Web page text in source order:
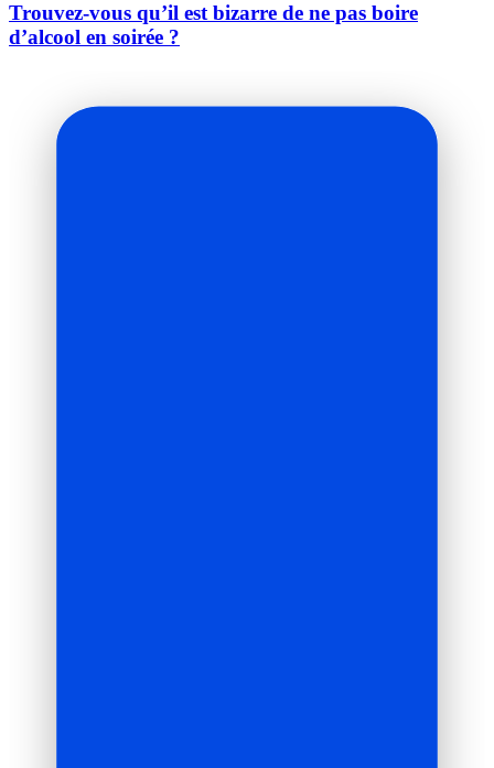
Trouvez-vous qu’il est bizarre de ne pas boire
d’alcool en soirée ?